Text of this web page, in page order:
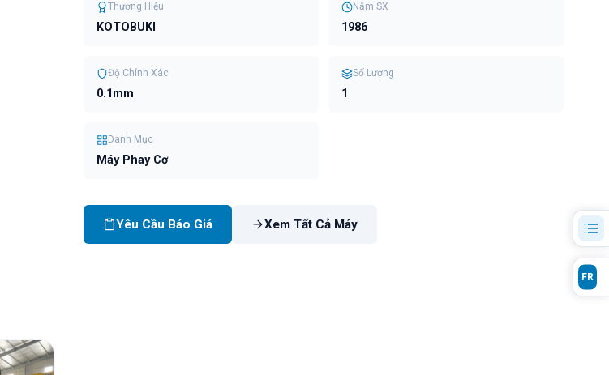
Thương Hiệu
KOTOBUKI
Năm SX
1986
Độ Chính Xác
0.1mm
Số Lượng
1
Danh Mục
Máy Phay Cơ
Yêu Cầu Báo Giá Xem Tất Cả Máy
FR